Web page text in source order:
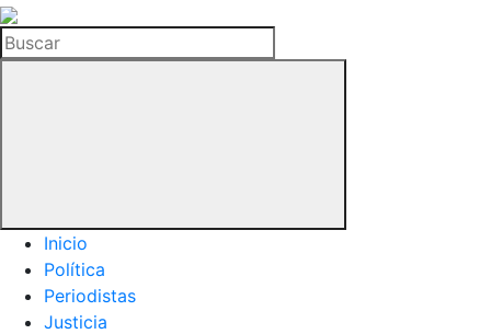
La
Hemeroteca
del
Buscar
Inicio
Política
Periodistas
Justicia